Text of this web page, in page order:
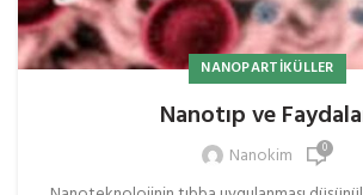
NANOPARTIKÜLLER
Nanotıp ve
Nanokim 0